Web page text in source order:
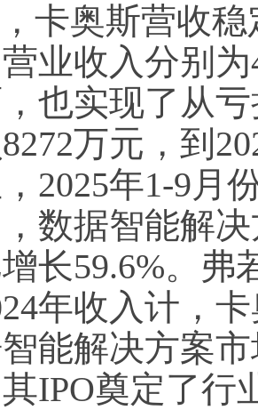
卡奥斯营收稳
业收入分别
也实现了从
万元，到
2025年1-9月
数据智能解
长59.6%。弗
年收入计，
能解决方案
IPO奠定了行